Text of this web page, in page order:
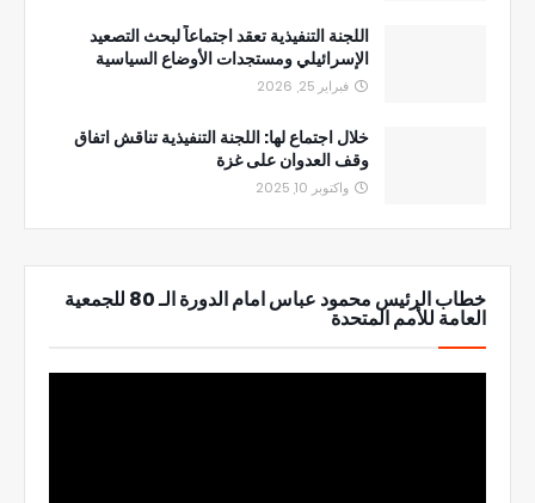
اللجنة التنفيذية تعقد اجتماعاً لبحث التصعيد
الإسرائيلي ومستجدات الأوضاع السياسية
فبراير 25, 2026
خلال اجتماع لها: اللجنة التنفيذية تناقش اتفاق
وقف العدوان على غزة
واكتوبر 10, 2025
خطاب الرئيس محمود عباس امام الدورة الـ 80 للجمعية
العامة للأمم المتحدة